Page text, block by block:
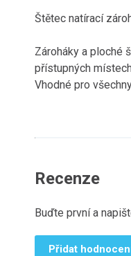
Štětec natírací
Zároháky a ploché
přístupných
Vhodné pro
Recenze
Buďte první a
Přidat